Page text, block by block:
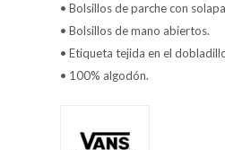
• Bolsillos de parche con
• Bolsillos de mano abiertos.
• Etiqueta tejida en el
• 100% algodón.